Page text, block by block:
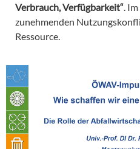
Verbrauch, Verfügbarkeit“ .
zunehmenden
Ressource.